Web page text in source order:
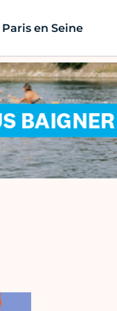
Paris en Seine